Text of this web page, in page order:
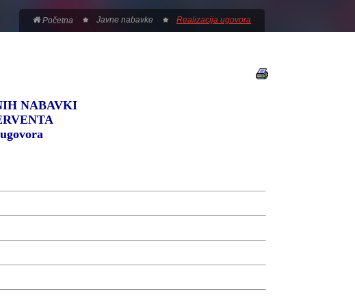
Početna Javne nabavke Realizacija ugovora